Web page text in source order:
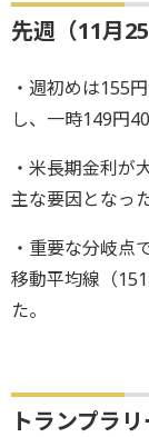
先週（11月
・週初めは155
し、一時149円
・米長期金利が
主な要因となった
・重要な分岐点
移動平均線（
た。
トランプラ